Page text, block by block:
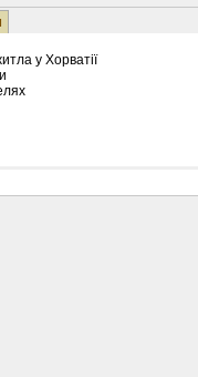
у Хорватії
про готель на